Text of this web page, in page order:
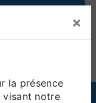
×
la présence
visant notre